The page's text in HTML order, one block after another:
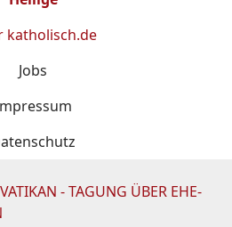
katholisch.de
Jobs
- TAGUNG ÜBER EHE-